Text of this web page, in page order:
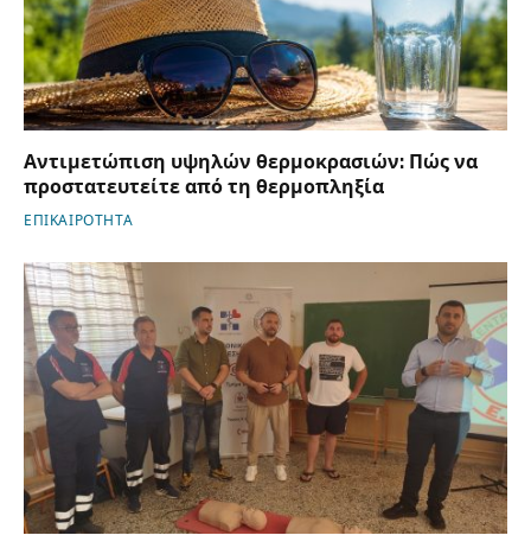
Αντιμετώπιση υψηλών θερμοκρασιών: Πώς να
προστατευτείτε από τη θερμοπληξία
ΕΠΙΚΑΙΡΟΤΗΤΑ